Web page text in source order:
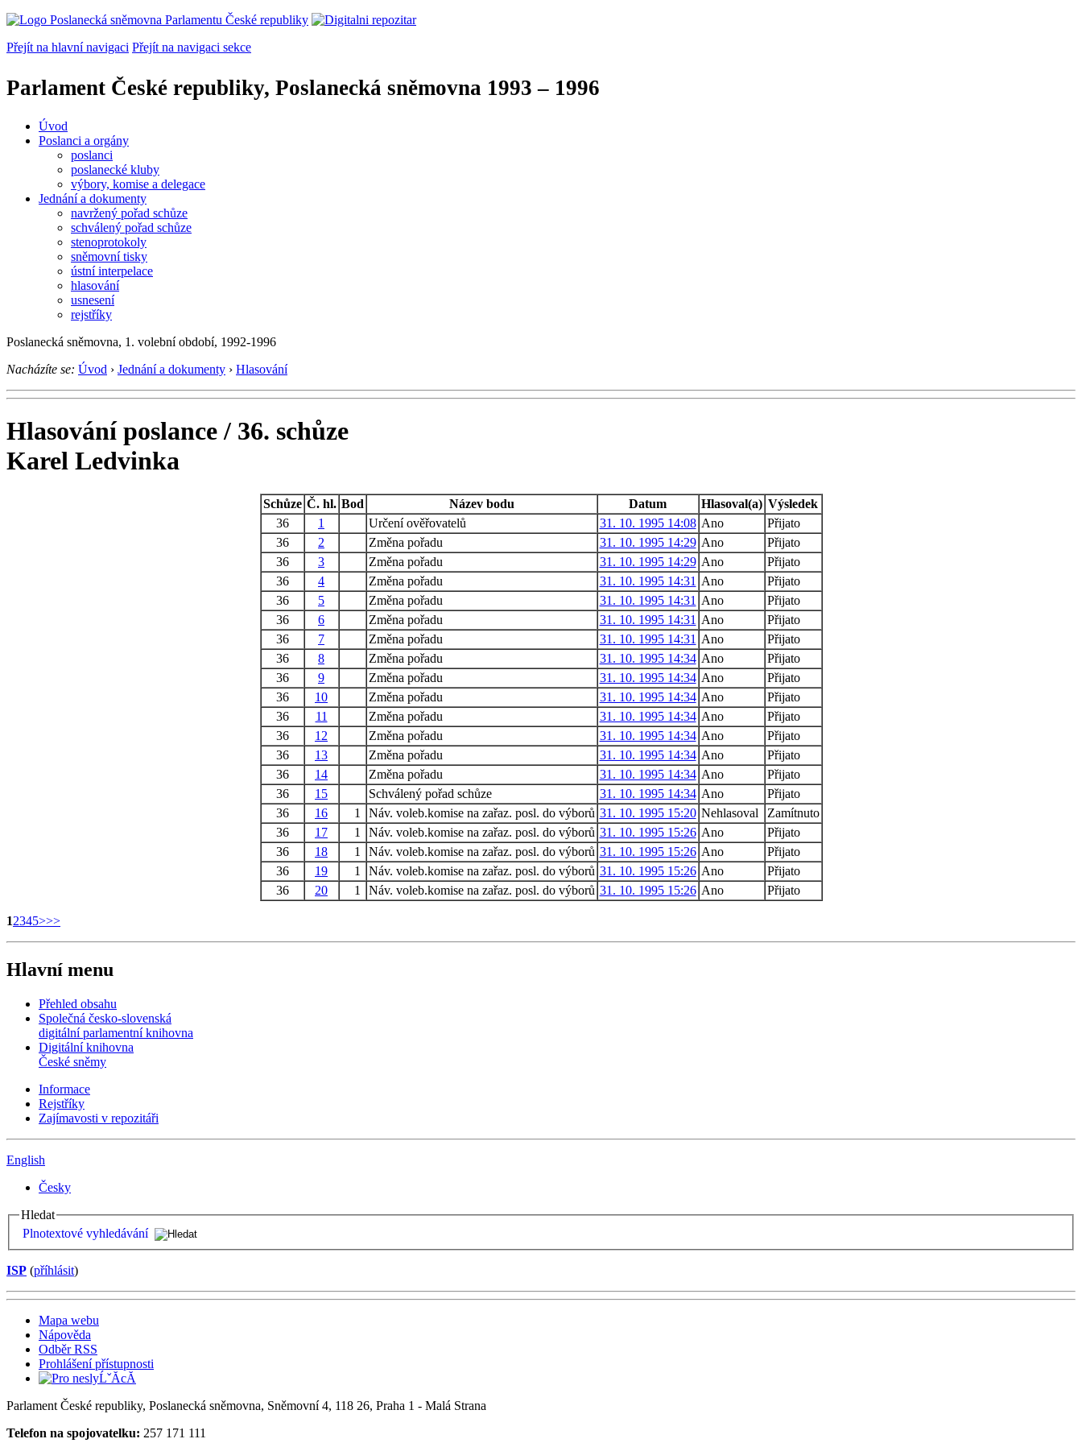
Přejít na hlavní navigaci Přejít na navigaci sekce
Parlament České republiky, Poslanecká sněmovna 1993 – 1996
Úvod
Poslanci a orgány
poslanci
poslanecké kluby
výbory, komise a delegace
Jednání a dokumenty
navržený pořad schůze
schválený pořad schůze
stenoprotokoly
sněmovní tisky
ústní interpelace
hlasování
usnesení
rejstříky
Poslanecká sněmovna, 1. volební období, 1992-1996
Nacházíte se: Úvod › Jednání a dokumenty › Hlasování
Hlasování poslance / 36. schůze
Karel Ledvinka
Schůze Č. hl. Bod Název bodu Datum Hlasoval(a) Výsledek
36
1 Určení ověřovatelů 31. 10. 1995 14:08 Ano
Přijato
36
2 Změna pořadu 31. 10. 1995 14:29 Ano
Přijato
36
3 Změna pořadu 31. 10. 1995 14:29 Ano
Přijato
36
4 Změna pořadu 31. 10. 1995 14:31 Ano
Přijato
36
5 Změna pořadu 31. 10. 1995 14:31 Ano
Přijato
36
6 Změna pořadu 31. 10. 1995 14:31 Ano
Přijato
36
7 Změna pořadu 31. 10. 1995 14:31 Ano
Přijato
36
8 Změna pořadu 31. 10. 1995 14:34 Ano
Přijato
36
9 Změna pořadu 31. 10. 1995 14:34 Ano
Přijato
36
10 Změna pořadu 31. 10. 1995 14:34 Ano
Přijato
36
11 Změna pořadu 31. 10. 1995 14:34 Ano
Přijato
36
12 Změna pořadu 31. 10. 1995 14:34 Ano
Přijato
36
13 Změna pořadu 31. 10. 1995 14:34 Ano
Přijato
36
14 Změna pořadu 31. 10. 1995 14:34 Ano
Přijato
36
15 Schválený pořad schůze 31. 10. 1995 14:34 Ano
Přijato
36
16 1 Náv. voleb.komise na zařaz. posl. do výborů 31. 10. 1995 15:20 Nehlasoval
Zamítnuto
36
17 1 Náv. voleb.komise na zařaz. posl. do výborů 31. 10. 1995 15:26 Ano
Přijato
36
18 1 Náv. voleb.komise na zařaz. posl. do výborů 31. 10. 1995 15:26 Ano
Přijato
36
19 1 Náv. voleb.komise na zařaz. posl. do výborů 31. 10. 1995 15:26 Ano
Přijato
36
20 1 Náv. voleb.komise na zařaz. posl. do výborů 31. 10. 1995 15:26 Ano Přijato
12345>>>
Hlavní menu
Přehled obsahu
Společná česko-slovenská
digitální parlamentní knihovna
Digitální knihovna
České sněmy
Informace
Rejstříky
Zajímavosti v repozitáři
English
Česky
Hledat
Plnotextové vyhledávání
ISP (příhlásit)
Mapa webu
Nápověda
Odběr RSS
Prohlášení přístupnosti
Parlament České republiky, Poslanecká sněmovna, Sněmovní 4, 118 26, Praha 1 - Malá Strana
Telefon na spojovatelku: 257 171 111